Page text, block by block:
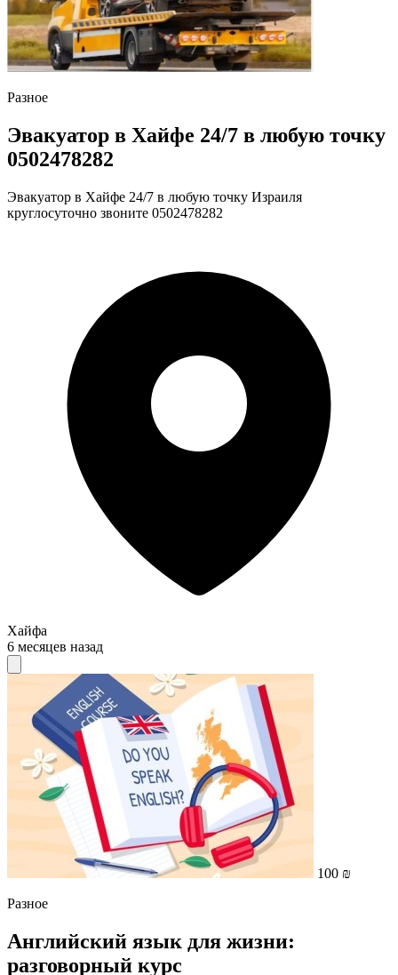
Разное
Эвакуатор в Хайфе 24/7 в любую точку
0502478282
Эвакуатор в Хайфе 24/7 в любую точку Израиля
круглосуточно звоните 0502478282
Хайфа
6 месяцев назад
100 ₪
Разное
Английский язык для жизни:
разговорный курс